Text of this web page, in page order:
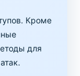
Кроме
для